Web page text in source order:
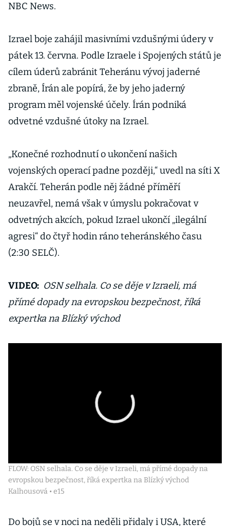
NBC News.
Izrael boje zahájil masivními vzdušnými údery v
pátek 13. června. Podle Izraele i Spojených států je
cílem úderů zabránit Teheránu vývoj jaderné
zbraně, Írán ale popírá, že by jeho jaderný
program měl vojenské účely. Írán podniká
odvetné vzdušné útoky na Izrael.
„Konečné rozhodnutí o ukončení našich
vojenských operací padne později,“ uvedl na síti X
Arakčí. Teherán podle něj žádné příměří
neuzavřel, nemá však v úmyslu pokračovat v
odvetných akcích, pokud Izrael ukončí „ilegální
agresi“ do čtyř hodin ráno teheránského času
(2:30 SELČ).
VIDEO: OSN selhala. Co se děje v Izraeli, má
přímé dopady na evropskou bezpečnost, říká
expertka na Blízký východ
FLOW: OSN selhala. Co se děje v Izraeli, má přímé dopady na
evropskou bezpečnost, říká expertka na Blízký východ
Kalhousová • e15
Do bojů se v noci na neděli přidaly i USA, které